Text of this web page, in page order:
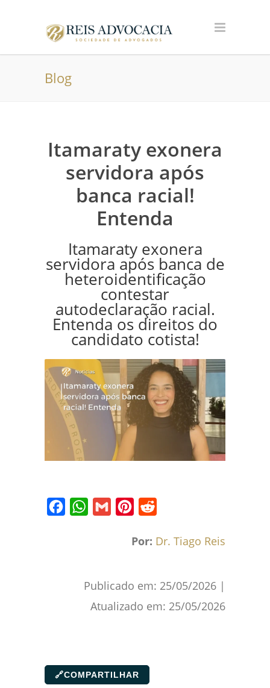
Blog
Itamaraty exonera
servidora após
banca racial!
Entenda
Itamaraty exonera
servidora após banca de
heteroidentificação
contestar
autodeclaração racial.
Entenda os direitos do
candidato cotista!
FacebookWhatsApp
Gmail Pinterest
Por: Dr. Tiago Reis
Publicado em: 25/05/2026 |
Atualizado em: 25/05/2026
🔗COMPARTILHAR